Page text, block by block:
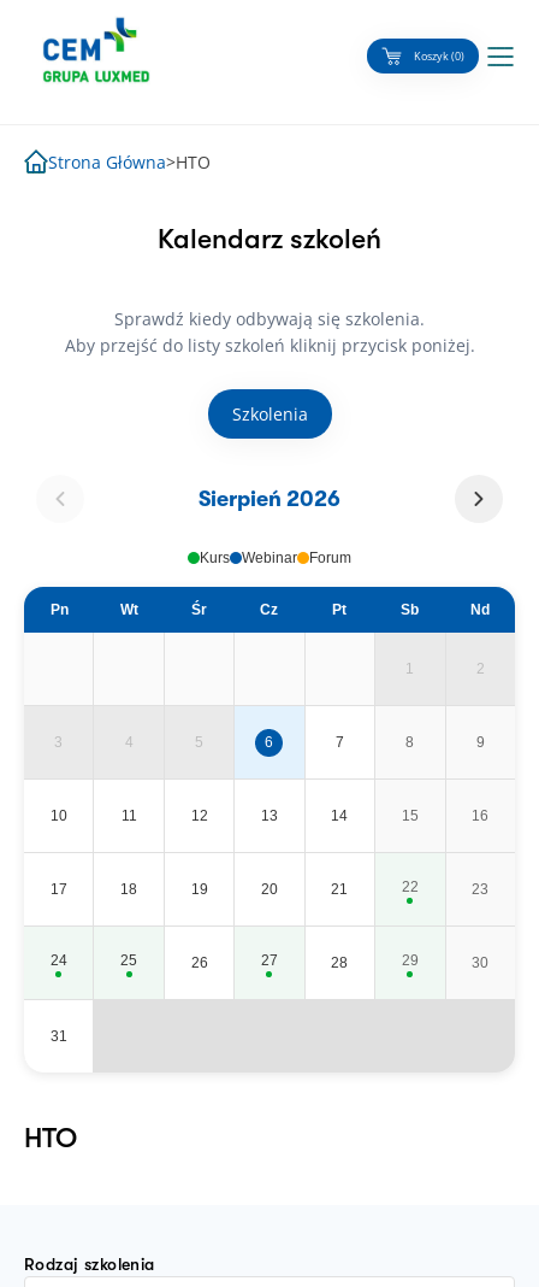
content
Koszyk (0)
Strona Główna>HTO
Kalendarz szkoleń
Sprawdź kiedy odbywają się szkolenia.
Aby przejść do listy szkoleń kliknij przycisk poniżej.
Szkolenia
Sierpień 2026
Kurs Webinar Forum
Pn Wt Śr Cz Pt Sb Nd
1 2
3 4 5 6 7 8 9
10 11 12 13 14 15 16
17 18 19 20 21 22 23
24 25 26 27 28 29 30
31
HTO
Rodzaj szkolenia